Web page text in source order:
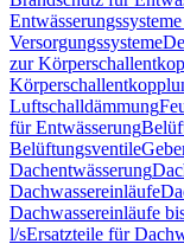
Versorgungssysteme
zur
Luftschalldämmung
für Entwässerung
Belüftungsventile
Dachentwässerung
Dachwassereinläufe
Dachwassereinläufe
l/sErsatzteile für